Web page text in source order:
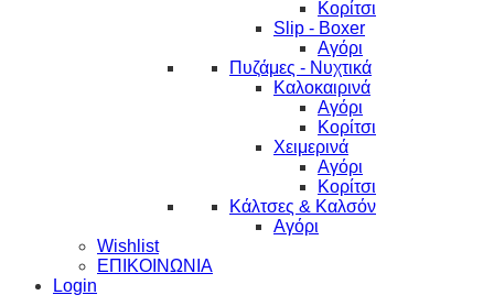
Κορίτσι
Slip - Boxer
Αγόρι
Πυζάμες - Νυχτικά
Καλοκαιρινά
Αγόρι
Κορίτσι
Χειμερινά
Αγόρι
Κορίτσι
Κάλτσες & Καλσόν
Αγόρι
Wishlist
ΕΠΙΚΟΙΝΩΝΙΑ
Login